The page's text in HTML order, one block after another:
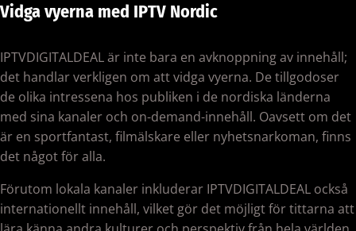
Vidga vyerna med IPTV Nordic
IPTVDIGITALDEAL är inte bara en avknoppning av innehåll;
det handlar verkligen om att vidga vyerna. De tillgodoser
de olika intressena hos publiken i de nordiska länderna
med sina kanaler och on-demand-innehåll. Oavsett om det
är en sportfantast, filmälskare eller nyhetsnarkoman, finns
det något för alla.
Förutom lokala kanaler inkluderar IPTVDIGITALDEAL också
internationellt innehåll, vilket gör det möjligt för tittarna att